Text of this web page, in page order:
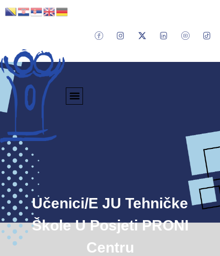
Učenici/e JU Tehničke
Škole U Posjeti PRONI
Centru